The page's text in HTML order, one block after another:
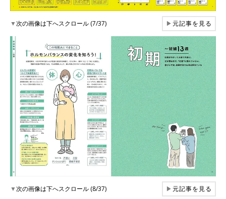
▼次の画像は下へスクロール (7/37) ▶元記事を見る
▼次の画像は下へスクロール (8/37) ▶元記事を見る